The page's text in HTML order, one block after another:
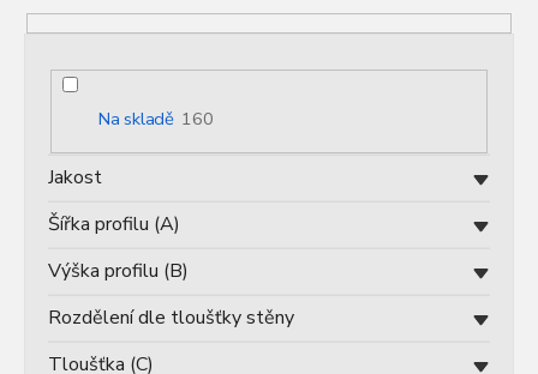
p
Na skladě 160
Jakost
Rozdělení dle tloušťky stěny
Šířka profilu (A)
Tloušťka (C)
Výška profilu (B)